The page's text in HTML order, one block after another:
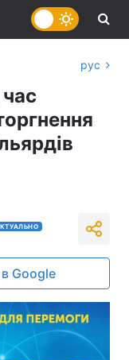
рус
Google